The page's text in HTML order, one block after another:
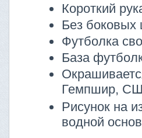
Короткий
Без боковых
Футболка
База
Гемпшир,
Рисунок на
водной